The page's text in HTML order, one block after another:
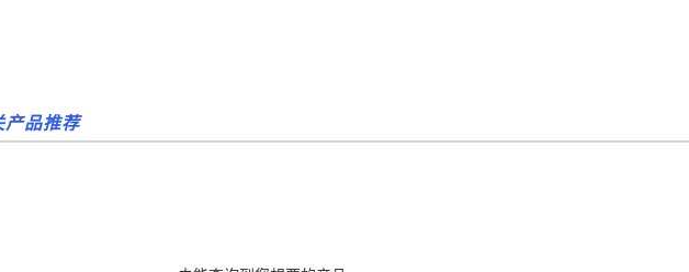
品推荐